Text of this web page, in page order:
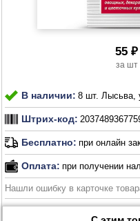
55 ₽
В наличии: 8 шт. Лысьва,
Штрих-код:
Бесплатно: при онлайн
Оплата: при получении
Нашли ошибку в карточке